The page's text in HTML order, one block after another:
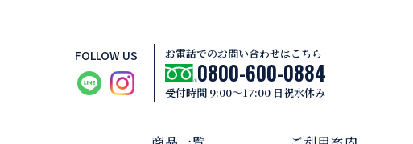
FOLLOW US お電話でのお問い合わせはこちら
0800-600-0884
受付時間 9:00～17:00 日祝水休み